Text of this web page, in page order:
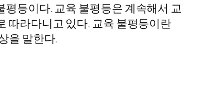
등이다. 교육 불평등은 계속해서 교
따라다니고 있다. 교육 불평등이란
을 말한다.